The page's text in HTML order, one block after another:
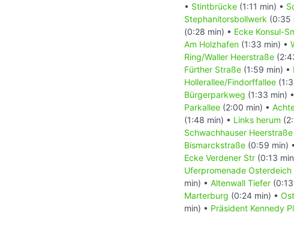
• Stintbrücke (1:11 min) •
Stephanitorsbollwerk (0:35
(0:28 min) • Ecke Konsul-
Am Holzhafen (1:33 min) •
Ring/Waller Heerstraße
Fürther Straße (1:59 min) •
Hollerallee/Findorffallee
Bürgerparkweg (1:33 min) •
Parkallee (2:00 min) •
(1:48 min) • Links herum
Schwachhauser Heerstraße
Bismarckstraße (0:59 min) •
Ecke Verdener Str (0:13
Uferpromenade Osterdeich
min) • Altenwall Tiefer
Marterburg (0:24 min) •
min) • Präsident Kennedy